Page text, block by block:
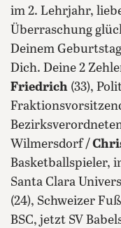
im 2. Lehrjahr,
Überraschung
Deinem
Dich. Deine 2
Friedrich (33),
Wilmersdorf/
Basketballspieler,
Santa Clara
(24), Schweizer
BSC, jetzt SV